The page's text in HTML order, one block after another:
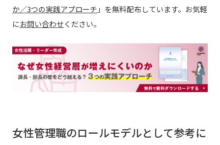
か／3つの実践アプローチ 」を無料配布しています。お気軽
にお問い合わせください。
女性管理職のロールモデルとして参考に